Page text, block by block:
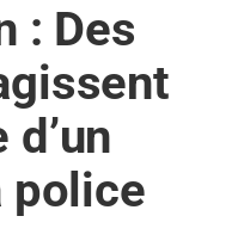
: Des
police